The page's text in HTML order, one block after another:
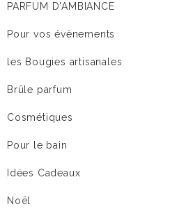
PARFUM D'AMBIANCE
Pour vos évènements
les Bougies artisanales
Brûle parfum
Cosmétiques
Pour le bain
Idées Cadeaux
Noël